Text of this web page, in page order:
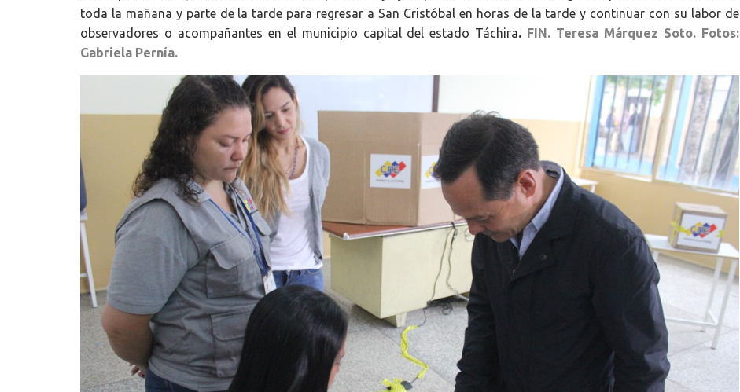
toda la mañana y parte de la tarde para regresar a San Cristóbal en horas de la tarde y continuar con su labor de
observadores o acompañantes en el municipio capital del estado Táchira. FIN. Teresa Márquez Soto. Fotos:
Gabriela Pernía.